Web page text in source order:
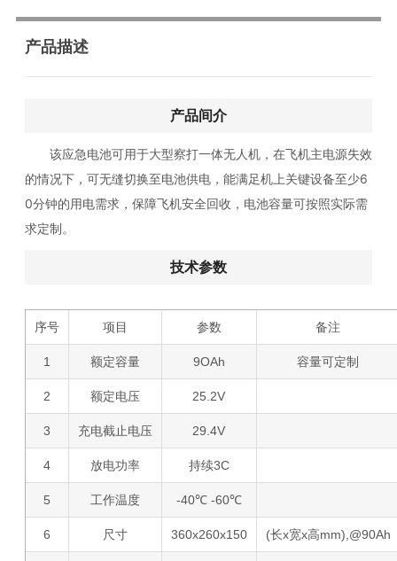
产品描述
产品间介
该应急电池可用于大型察打一体无人机，在飞机主电源失效
的情况下，可无缝切换至电池供电，能满足机上关键设备至少6
0分钟的用电需求，保障飞机安全回收，电池容量可按照实际需
求定制。
技术参数
序号 项目 参数 备注
1 额定容量 9OAh 容量可定制
2 额定电压 25.2V
3 充电截止电压 29.4V
4 放电功率 持续3C
5 工作温度 -40℃ -60℃
6 尺寸 360x260x150 (长x宽x高mm),@90Ah